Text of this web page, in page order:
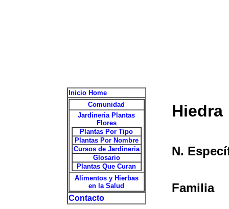
Inicio Home
Comunidad
Jardineria Plantas
Flores
Plantas Por Tipo
Plantas Por Nombre
Cursos de Jardineria
Glosario
Plantas Que Curan
Alimentos y Hierbas
en la Salud
Contacto
Hiedra
N.
Familia